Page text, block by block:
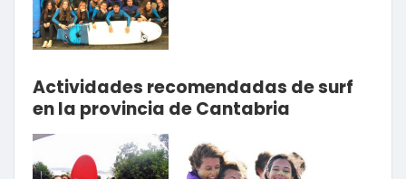
Actividades recomendadas de surf
en la provincia de Cantabria